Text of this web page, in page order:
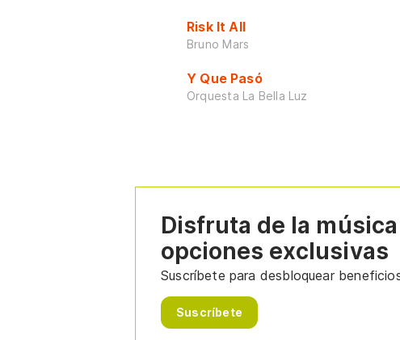
Risk It All
Bruno Mars
Y Que Pasó
Orquesta La Bella Luz
Disfruta de la
opciones exclusivas
Suscríbete para desbloquear
Suscríbete